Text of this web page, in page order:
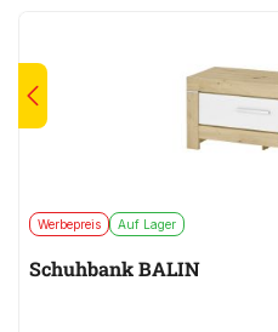
Werbepreis Auf Lager
Schuhbank BALIN